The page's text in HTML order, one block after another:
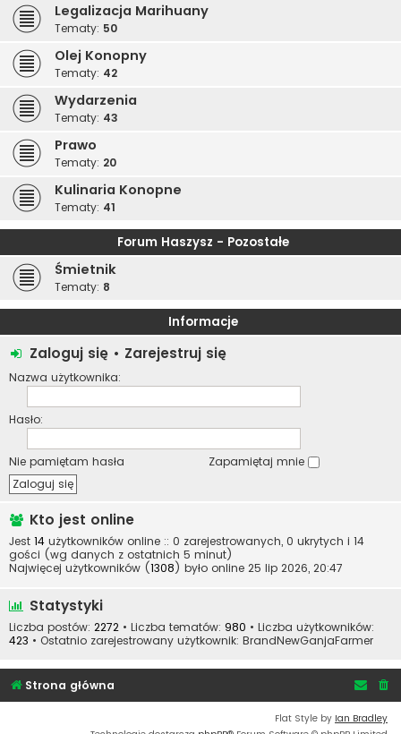
Legalizacja Marihuany
Tematy: 50
Olej Konopny
Tematy: 42
Wydarzenia
Tematy: 43
Prawo
Tematy: 20
Kulinaria Konopne
Tematy: 41
Forum Haszysz - Pozostałe
Śmietnik
Tematy: 8
Informacje
Zaloguj się • Zarejestruj się
Nazwa użytkownika:
Hasło:
Nie pamiętam hasła Zapamiętaj mnie
Kto jest online
Jest 14 użytkowników online :: 0 zarejestrowanych, 0 ukrytych i 14
gości (wg danych z ostatnich 5 minut)
Najwięcej użytkowników (1308) było online 25 lip 2026, 20:47
Statystyki
Liczba postów: 2272 • Liczba tematów: 980 • Liczba użytkowników:
423 • Ostatnio zarejestrowany użytkownik: BrandNewGanjaFarmer
Strona główna
Flat Style by Ian Bradley